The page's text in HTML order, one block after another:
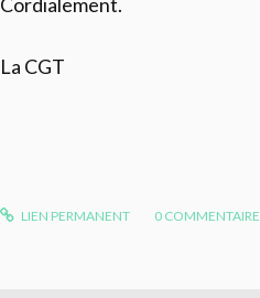
La CGT
LIEN PERMANENT 0 COMMENTAIRE